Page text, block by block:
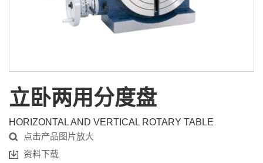
立卧两用分度盘
HORIZONTAL AND VERTICAL ROTARY TABLE
点击产品图片放大
资料下载